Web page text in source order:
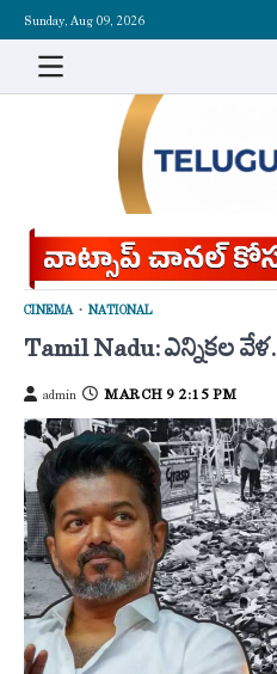
Skip
content
Sunday, Aug 09, 2026
CINEMA NATIONAL
Tamil Nadu: ఎన్నికల
admin MARCH 9 2:15 PM